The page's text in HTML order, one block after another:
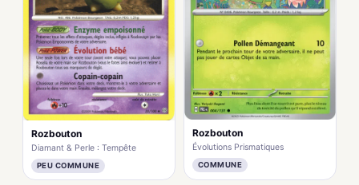
Rozbouton
Diamant & Perle : Tempête
PEU COMMUNE
Rozbouton
Évolutions Prismatiques
COMMUNE